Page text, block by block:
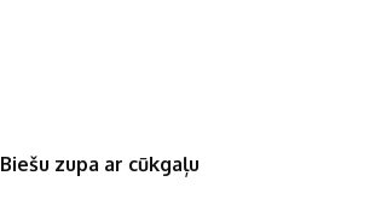
Biešu zupa ar cūkgaļu